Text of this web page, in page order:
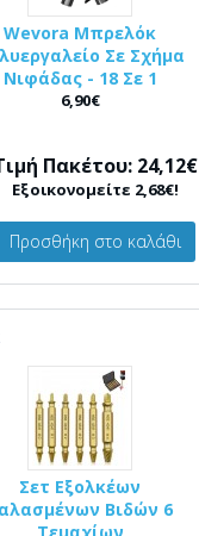
Wevora Μπρελόκ
Σε Σχήμα
Νιφάδας - 18 Σε 1
6,90€
Πακέτου: 24,12€
Εξοικονομείτε 2,68€!
Προσθήκη στο καλάθι
Σετ Εξολκέων
Βιδών 6